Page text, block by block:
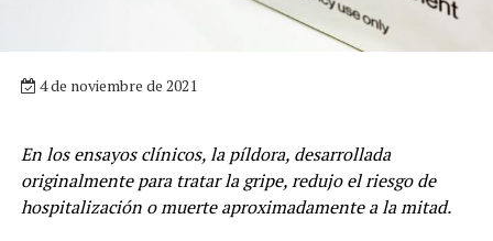
4 de noviembre de 2021
En los ensayos clínicos, la píldora, desarrollada
originalmente para tratar la gripe, redujo el riesgo de
hospitalización o muerte aproximadamente a la mitad.